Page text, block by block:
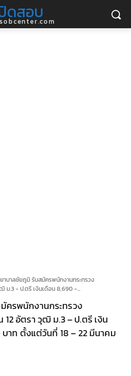
ดสอบ
าบาลชัยภูมิ รับสมัครพนักงานกระทรวง
ม.3 - ป.ตรี เงินเดือน 8,690 -...
ครพนักงานกระทรวง
12 อัตรา วุฒิ ม.3 – ป.ตรี เงิน
าท ตั้งแต่วันที่ 18 – 22 มีนาคม